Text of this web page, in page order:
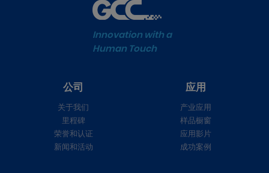
Innovation with a
Human Touch
公司
关于我们
里程碑
荣誉和认证
新闻和活动
应用
产业应用
样品橱窗
应用影片
成功案例